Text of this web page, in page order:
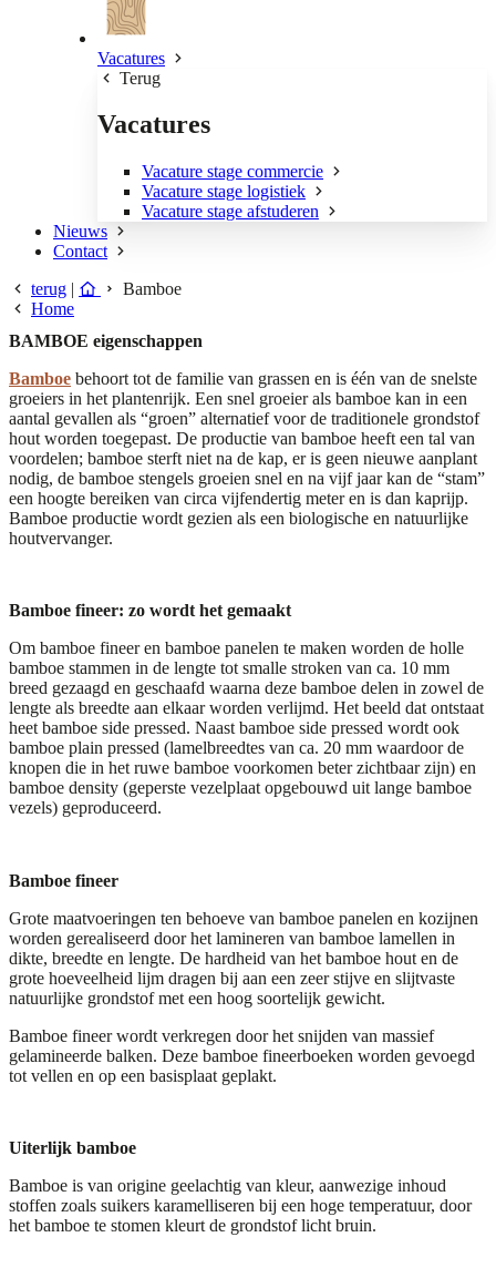
Vacatures
Terug
Vacatures
Vacature stage commercie
Vacature stage logistiek
Vacature stage afstuderen
Nieuws
Contact
terug |
Bamboe
Home
BAMBOE eigenschappen
Bamboe behoort tot de familie van grassen en is één van de snelste
groeiers in het plantenrijk. Een snel groeier als bamboe kan in een
aantal gevallen als “groen” alternatief voor de traditionele grondstof
hout worden toegepast. De productie van bamboe heeft een tal van
voordelen; bamboe sterft niet na de kap, er is geen nieuwe aanplant
nodig, de bamboe stengels groeien snel en na vijf jaar kan de “stam”
een hoogte bereiken van circa vijfendertig meter en is dan kaprijp.
Bamboe productie wordt gezien als een biologische en natuurlijke
houtvervanger.
Bamboe fineer: zo wordt het gemaakt
Om bamboe fineer en bamboe panelen te maken worden de holle
bamboe stammen in de lengte tot smalle stroken van ca. 10 mm
breed gezaagd en geschaafd waarna deze bamboe delen in zowel de
lengte als breedte aan elkaar worden verlijmd. Het beeld dat ontstaat
heet bamboe side pressed. Naast bamboe side pressed wordt ook
bamboe plain pressed (lamelbreedtes van ca. 20 mm waardoor de
knopen die in het ruwe bamboe voorkomen beter zichtbaar zijn) en
bamboe density (geperste vezelplaat opgebouwd uit lange bamboe
vezels) geproduceerd.
Bamboe fineer
Grote maatvoeringen ten behoeve van bamboe panelen en kozijnen
worden gerealiseerd door het lamineren van bamboe lamellen in
dikte, breedte en lengte. De hardheid van het bamboe hout en de
grote hoeveelheid lijm dragen bij aan een zeer stijve en slijtvaste
natuurlijke grondstof met een hoog soortelijk gewicht.
Bamboe fineer wordt verkregen door het snijden van massief
gelamineerde balken. Deze bamboe fineerboeken worden gevoegd
tot vellen en op een basisplaat geplakt.
Uiterlijk bamboe
Bamboe is van origine geelachtig van kleur, aanwezige inhoud
stoffen zoals suikers karamelliseren bij een hoge temperatuur, door
het bamboe te stomen kleurt de grondstof licht bruin.